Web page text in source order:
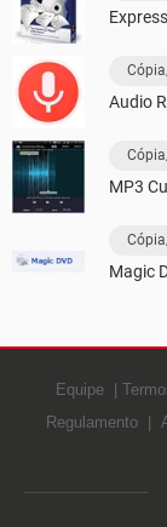
Audio
MP3
Magic
Equipe
Regulamento